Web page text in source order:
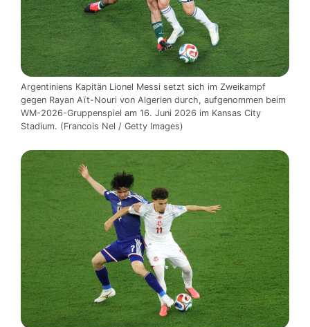
Argentiniens Kapitän Lionel Messi setzt sich im Zweikampf
gegen Rayan Aït-Nouri von Algerien durch, aufgenommen beim
WM-2026-Gruppenspiel am 16. Juni 2026 im Kansas City
Stadium. (Francois Nel / Getty Images)